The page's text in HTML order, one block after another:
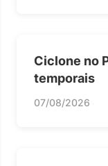
Ciclone no
temporais
07/08/2026